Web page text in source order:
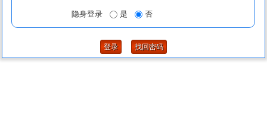
隐身登录 是 否